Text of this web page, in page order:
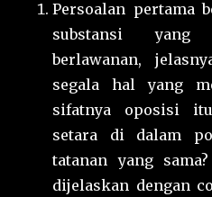
Persoalan pertama
substansi
berlawanan,
segala hal yang
sifatnya oposisi
setara di dalam
tatanan yang
dijelaskan dengan